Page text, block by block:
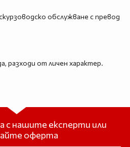
обслужване с превод
разходи от личен характер.
с нашите експерти или
оферта